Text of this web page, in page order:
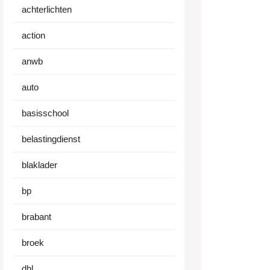
achterlichten
action
anwb
auto
basisschool
belastingdienst
blaklader
bp
brabant
broek